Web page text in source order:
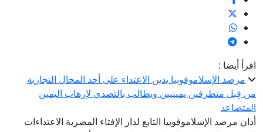
اقرأ أيضا :
مرصد الإسلاموفوبيا يدين الاعتداء على أحد المحال التجارية
من قِبل متطرفين يمينيين ويطالب بالتصدي لإرهاب اليمين
المتصاعد
أدان مرصد الإسلاموفوبيا التابع لدار الإفتاء المصرية الاعتداءات